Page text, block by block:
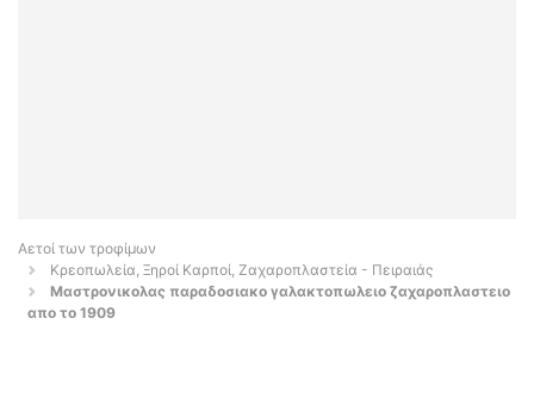
Αετοί των τροφίμων
Κρεοπωλεία, Ξηροί Καρποί, Ζαχαροπλαστεία - Πειραιάς
Μαστρονικολας παραδοσιακο γαλακτοπωλειο ζαχαροπλαστειο
απο το 1909